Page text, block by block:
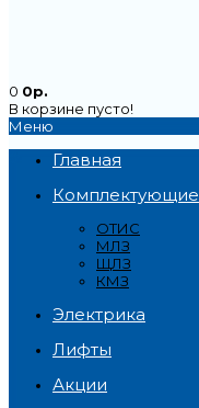
0 0р.
В корзине пусто!
Меню
Главная
Комплектующие
ОТИС
МЛЗ
ЩЛЗ
КМЗ
Электрика
Лифты
Акции